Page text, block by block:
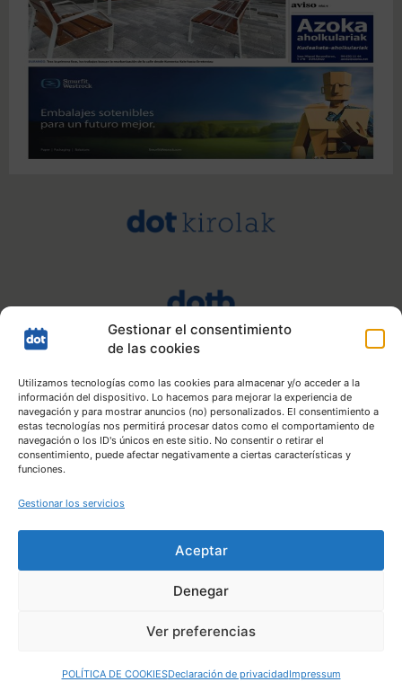
Gestionar el consentimiento
de las cookies
Utilizamos tecnologías como las cookies para almacenar y/o acceder a la
información del dispositivo. Lo hacemos para mejorar la experiencia de
navegación y para mostrar anuncios (no) personalizados. El consentimiento a
estas tecnologías nos permitirá procesar datos como el comportamiento de
navegación o los ID's únicos en este sitio. No consentir o retirar el
consentimiento, puede afectar negativamente a ciertas características y
funciones.
Gestionar los servicios
Aceptar
Denegar
Ver preferencias
POLÍTICA DE COOKIESDeclaración de privacidadImpressum
Política de Privacidad |
cookies
Durangaldeko Agenda
Komunikazio Agentzia